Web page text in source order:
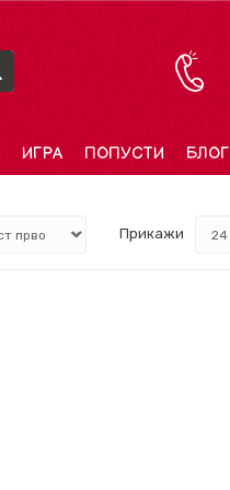
ИГРА ПОПУСТИ БЛОГ
Прикажи